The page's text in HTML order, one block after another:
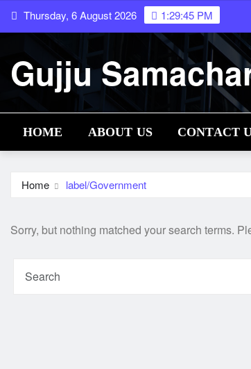
Skip Thursday, 6 August 2026 1:29:45 PM
Gujju
HOME ABOUT US CONTACT
Home label/Government
Sorry, but nothing matched your search terms.